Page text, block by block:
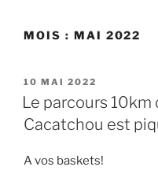
MOIS : MAI 2022
PUBLIÉ
LE
10 MAI 2022
Le parcours 10km
Cacatchou est
A vos baskets!